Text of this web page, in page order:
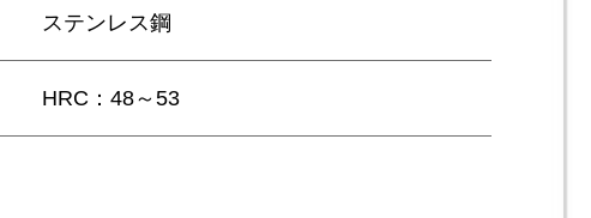
ステンレス鋼
HRC：48～53